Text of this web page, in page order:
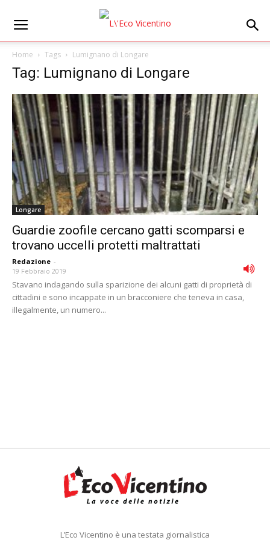
Home Tags Lumignano di Longare
Tag: Lumignano di Longare
Longare
Guardie zoofile cercano gatti scomparsi e
trovano uccelli protetti maltrattati
Redazione -
19 Febbraio 2019
Stavano indagando sulla sparizione dei alcuni gatti di proprietà di
cittadini e sono incappate in un bracconiere che teneva in casa,
illegalmente, un numero...
L’Eco Vicentino è una testata giornalistica